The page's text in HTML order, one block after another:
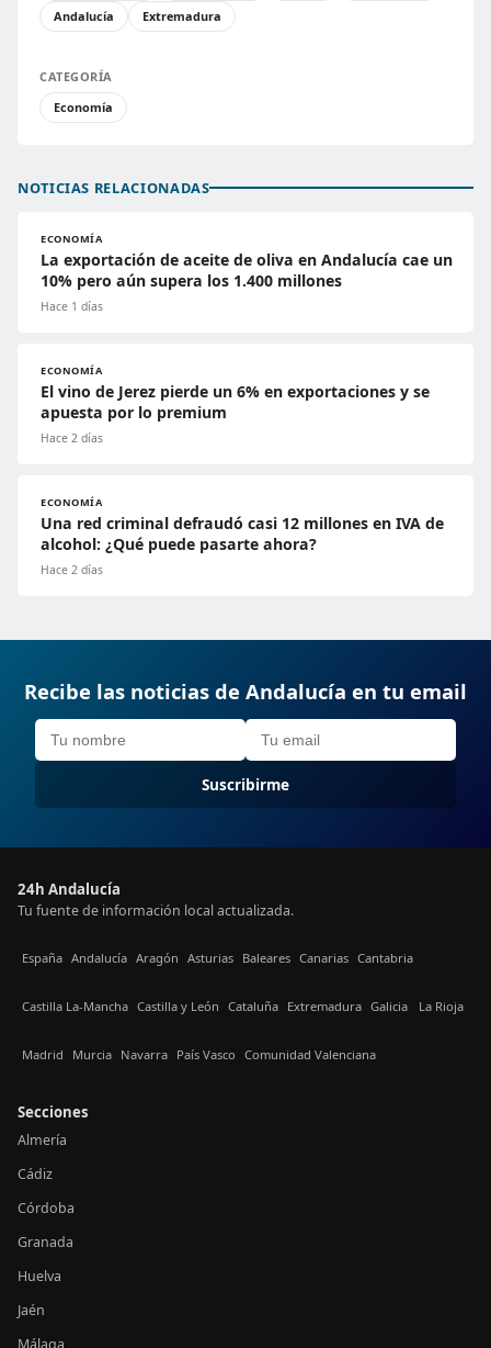
Andalucía
Extremadura
CATEGORÍA
Economía
NOTICIAS RELACIONADAS
ECONOMÍA
La exportación de aceite de oliva en Andalucía cae un
10% pero aún supera los 1.400 millones
Hace 1 días
ECONOMÍA
El vino de Jerez pierde un 6% en exportaciones y se
apuesta por lo premium
Hace 2 días
ECONOMÍA
Una red criminal defraudó casi 12 millones en IVA de
alcohol: ¿Qué puede pasarte ahora?
Hace 2 días
Recibe las noticias de Andalucía en tu email
Suscribirme
24h Andalucía
Tu fuente de información local actualizada.
España Andalucía Aragón Asturias Baleares Canarias Cantabria
Castilla La-Mancha Castilla y León Cataluña Extremadura Galicia La Rioja
Madrid Murcia Navarra País Vasco Comunidad Valenciana
Secciones
Almería
Cádiz
Córdoba
Granada
Huelva
Jaén
Málaga